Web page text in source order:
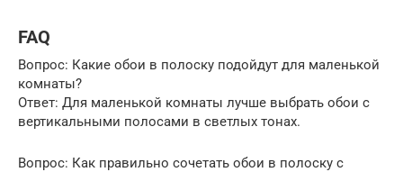
FAQ
Вопрос: Какие обои в полоску подойдут для маленькой
комнаты?
Ответ: Для маленькой комнаты лучше выбрать обои с
вертикальными полосами в светлых тонах.
Вопрос: Как правильно сочетать обои в полоску с